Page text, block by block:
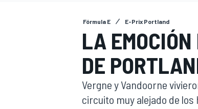
Fórmula E E-Prix Portland
LA
DE
Vergne y Vandoorne
circuito muy alejado de los